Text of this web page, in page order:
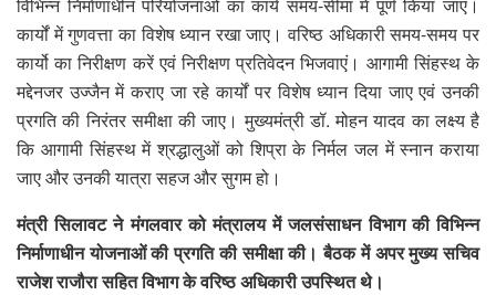
कार्यों में गुणवत्ता का विशेष ध्यान रखा जाए। वरिष्ठ अधिकारी समय-समय पर
कार्यो का निरीक्षण करें एवं निरीक्षण प्रतिवेदन भिजवाएं। आगामी सिंहस्थ के
मद्देनजर उज्जैन में कराए जा रहे कार्यों पर विशेष ध्यान दिया जाए एवं उनकी
प्रगति की निरंतर समीक्षा की जाए। मुख्यमंत्री डॉ. मोहन यादव का लक्ष्य है
कि आगामी सिंहस्थ में श्रद्धालुओं को शिप्रा के निर्मल जल में स्नान कराया
जाए और उनकी यात्रा सहज और सुगम हो।
मंत्री सिलावट ने मंगलवार को मंत्रालय में जलसंसाधन विभाग की विभिन्न
निर्माणाधीन योजनाओं की प्रगति की समीक्षा की। बैठक में अपर मुख्य सचिव
राजेश राजौरा सहित विभाग के वरिष्ठ अधिकारी उपस्थित थे।